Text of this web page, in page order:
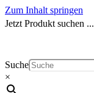
Zum Inhalt springen
Jetzt Produkt suchen ...
Suche
×